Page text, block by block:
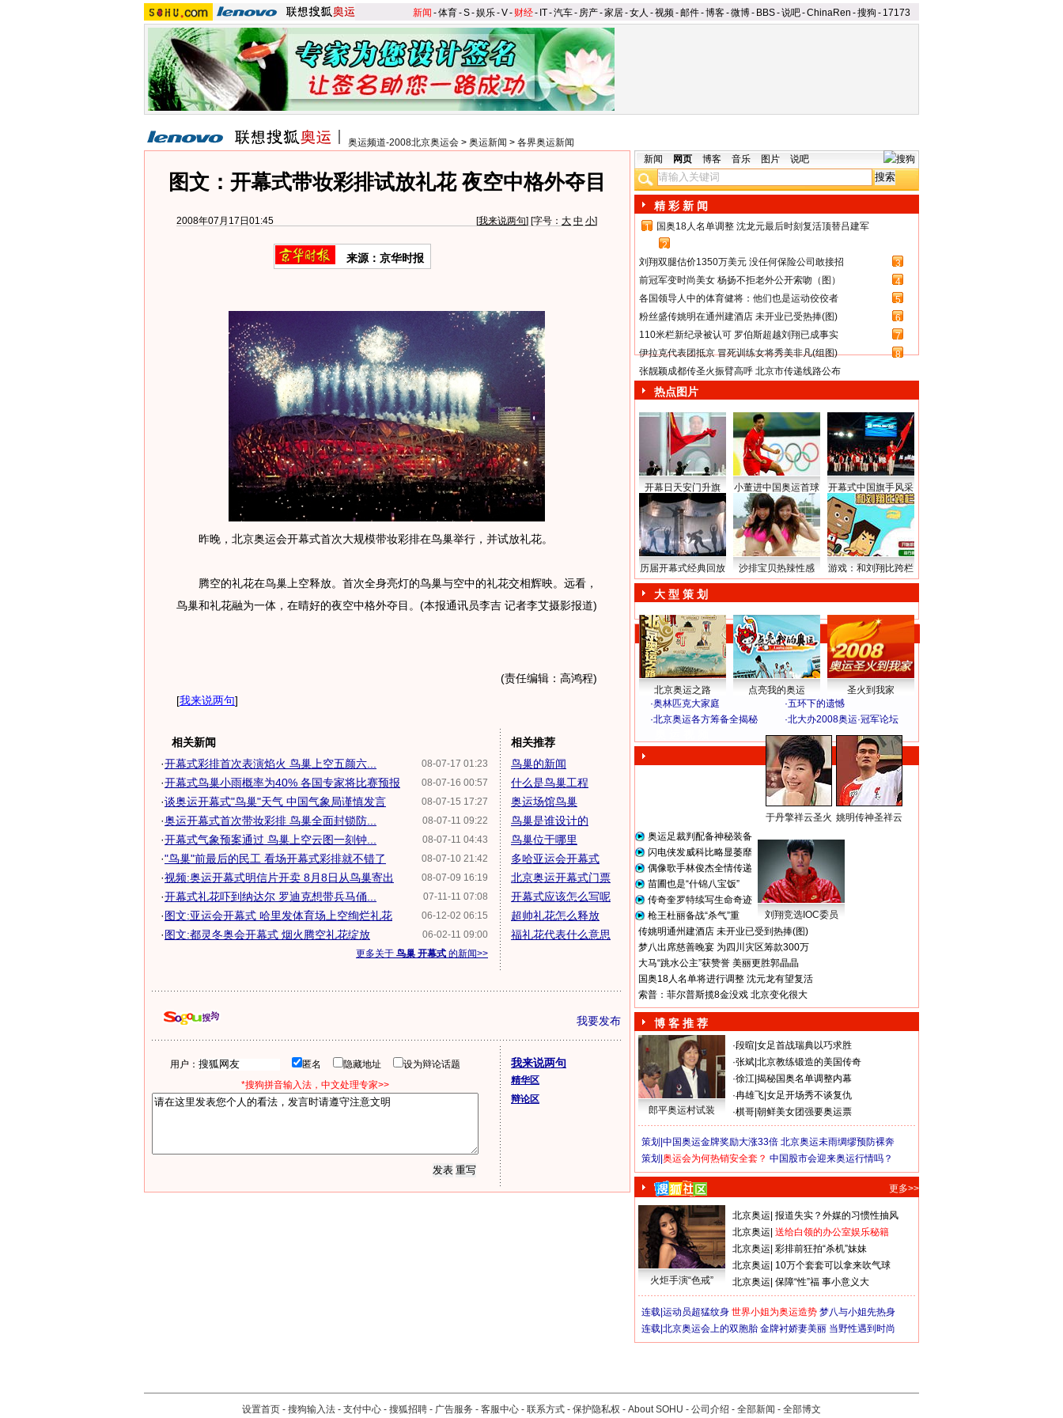
新闻 -体育-S-娱乐-V- 财经- IT-汽车- 房产-家居-女人 -视频-邮件-博客-微博- BBS-说吧-ChinaRen -搜狗 - 17173
奥运频道-2008北京奥运会 > 奥运新闻 > 各界奥运新闻
图文：开幕式带妆彩排试放礼花 夜空中格外夺目
2008年07月17日01:45 [我来说两句] [字号： 大 中 小]
来源：京华时报
昨晚，北京奥运会开幕式首次大规模带妆彩排在鸟巢举行，并试放礼花。
腾空的礼花在鸟巢上空释放。首次全身亮灯的鸟巢与空中的礼花交相辉映。远看，
鸟巢和礼花融为一体，在晴好的夜空中格外夺目。(本报通讯员李吉 记者李艾摄影报道)
(责任编辑：高鸿程)
[我来说两句]
相关新闻
08-07-17 01:23
·开幕式彩排首次表演焰火 鸟巢上空五颜六...
08-07-16 00:57
·开幕式鸟巢小雨概率为40% 各国专家将比赛预报
08-07-15 17:27
·谈奥运开幕式"鸟巢"天气 中国气象局谨慎发言
08-07-11 09:22
·奥运开幕式首次带妆彩排 鸟巢全面封锁防...
08-07-11 04:43
·开幕式气象预案通过 鸟巢上空云图一刻钟...
08-07-10 21:42
·"鸟巢"前最后的民工 看场开幕式彩排就不错了
08-07-09 16:19
·视频:奥运开幕式明信片开卖 8月8日从鸟巢寄出
07-11-11 07:08
·开幕式礼花吓到纳达尔 罗迪克想带兵马俑...
06-12-02 06:15
·图文:亚运会开幕式 哈里发体育场上空绚烂礼花
06-02-11 09:00
·图文:都灵冬奥会开幕式 烟火腾空礼花绽放
更多关于 鸟巢 开幕式 的新闻>>
相关推荐
鸟巢的新闻
什么是鸟巢工程
奥运场馆鸟巢
鸟巢是谁设计的
鸟巢位于哪里
多哈亚运会开幕式
北京奥运开幕式门票
开幕式应该怎么写呢
超帅礼花怎么释放
福礼花代表什么意思
我要发布
用户： 匿名 隐藏地址
设为辩论话题
*搜狗拼音输入法，中文处理专家>>
我来说两句
精华区
辩论区
新闻 网页 博客 音乐 图片 说吧
精 彩 新 闻
1
国奥18人名单调整 沈龙元最后时刻复活顶替吕建军
2
刘翔双腿估价1350万美元 没任何保险公司敢接招
3
前冠军变时尚美女 杨扬不拒老外公开索吻（图）
4
各国领导人中的体育健将：他们也是运动佼佼者
5
粉丝盛传姚明在通州建酒店 未开业已受热捧(图)
6
110米栏新纪录被认可 罗伯斯超越刘翔已成事实
7
伊拉克代表团抵京 冒死训练女将秀美非凡(组图)
8
张靓颖成都传圣火振臂高呼 北京市传递线路公布
热点图片
开幕日天安门升旗 小董进中国奥运首球 开幕式中国旗手风采
历届开幕式经典回放 沙排宝贝热辣性感 游戏：和刘翔比跨栏
大 型 策 划
北京奥运之路 点亮我的奥运
圣火到我家
·奥林匹克大家庭 ·五环下的遗憾
·北京奥运各方筹备全揭秘 ·北大办2008奥运·冠军论坛
于丹擎祥云圣火 姚明传神圣祥云
奥运足裁判配备神秘装备
闪电侠发威科比略显萎靡
偶像歌手林俊杰全情传递
苗圃也是“什锦八宝饭”
传奇奎罗特续写生命奇迹
枪王杜丽备战“杀气”重
刘翔竞选IOC委员
传姚明通州建酒店 未开业已受到热捧(图)
梦八出席慈善晚宴 为四川灾区筹款300万
大马“跳水公主”获赞誉 美丽更胜郭晶晶
国奥18人名单将进行调整 沈元龙有望复活
索普：菲尔普斯揽8金没戏 北京变化很大
博 客 推 荐
郎平奥运村试装
·段暄 女足首战瑞典以巧求胜
·张斌 北京教练锻造的美国传奇
·徐江 揭秘国奥名单调整内幕
·冉雄飞 女足开场秀不谈复仇
·棋哥 朝鲜美女团强要奥运票
策划| 中国奥运金牌奖励大涨33倍 北京奥运未雨绸缪预防裸奔
策划| 奥运会为何热销安全套？ 中国股市会迎来奥运行情吗？
更多>>
火炬手演“色戒”
北京奥运 报道失实？外媒的习惯性抽风
北京奥运 送给白领的办公室娱乐秘籍
北京奥运 彩排前狂拍“杀机”妹妹
北京奥运 10万个套套可以拿来吹气球
北京奥运 保障“性”福 事小意义大
连载| 运动员超猛纹身 世界小姐为奥运造势 梦八与小姐先热身
连载| 北京奥运会上的双胞胎 金牌衬娇妻美丽 当野性遇到时尚
设置首页 - 搜狗输入法 - 支付中心 - 搜狐招聘 - 广告服务 - 客服中心 - 联系方式 - 保护隐私权 - About SOHU - 公司介绍 - 全部新闻 - 全部博文